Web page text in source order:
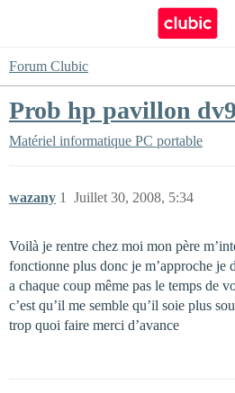
Forum Clubic
Prob hp pavillon
Matériel informatique PC portable
wazany Juillet 30, 2008, 5:34
1
Voilà je rentre chez moi mon père
fonctionne plus donc je m’approche je
a chaque coup même pas le temps de
c’est qu’il me semble qu’il soie plus
trop quoi faire merci d’avance